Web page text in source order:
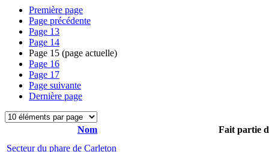
Première page
Page précédente
Page 13
Page 14
Page 15 (page actuelle)
Page 16
Page 17
Page suivante
Dernière page
Nom
Fait partie
Secteur du phare de Carleton